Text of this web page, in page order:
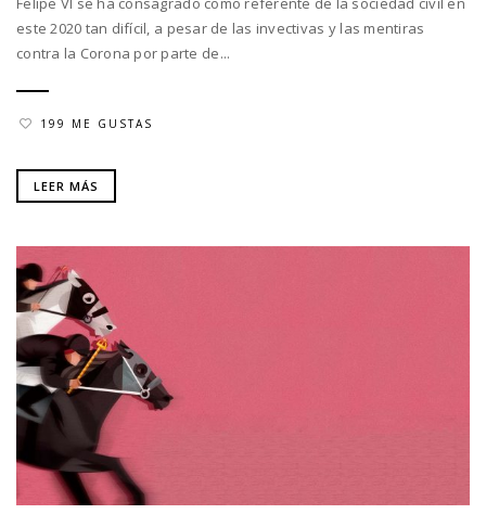
este 2020 tan difícil, a pesar de las invectivas y las mentiras
contra la Corona por parte de...
199 ME GUSTAS
LEER MÁS